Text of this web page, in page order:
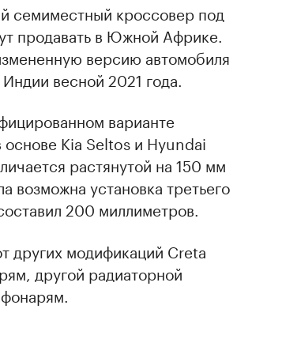
семиместный кроссовер под
продавать в Южной Африке.
версию автомобиля
весной 2021 года.
варианте
Kia Seltos и Hyundai
растянутой на 150 мм
возможна установка третьего
200 миллиметров.
других модификаций Creta
другой радиаторной